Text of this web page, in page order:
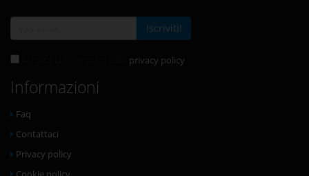
Iscriviti!
privacy policy
Informazioni
Faq
Contattaci
Privacy policy